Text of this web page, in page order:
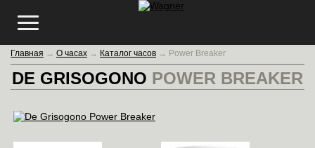
Главная → О часах → Каталог часов → Power Breaker
DE GRISOGONO POWER BREAKER